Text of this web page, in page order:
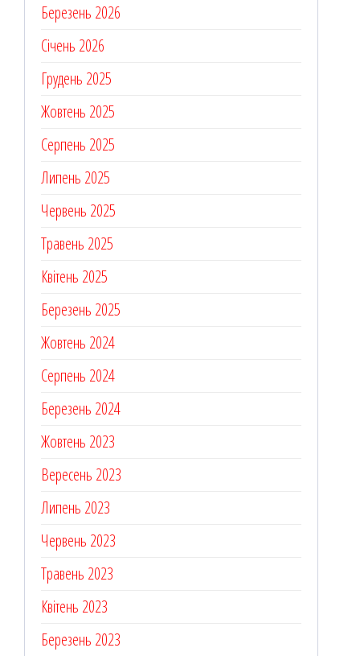
Березень 2026
Січень 2026
Грудень 2025
Жовтень 2025
Серпень 2025
Липень 2025
Червень 2025
Травень 2025
Квітень 2025
Березень 2025
Жовтень 2024
Серпень 2024
Березень 2024
Жовтень 2023
Вересень 2023
Липень 2023
Червень 2023
Травень 2023
Квітень 2023
Березень 2023